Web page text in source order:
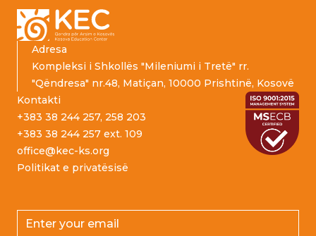
Adresa
Kompleksi i Shkollës "Mileniumi i Tretë" rr.
"Qëndresa" nr.48, Matiçan, 10000 Prishtinë, Kosovë
Kontakti
+383 38 244 257, 258 203
+383 38 244 257 ext. 109
office@kec-ks.org
Politikat e privatësisë
Email address